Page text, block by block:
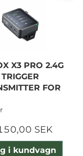
X3 PRO 2.4G
TRIGGER
FOR
SEK
i kundvagn